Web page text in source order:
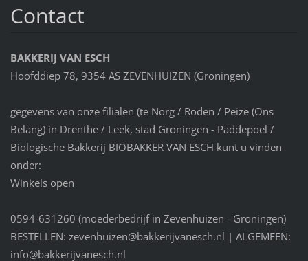
Contact
BAKKERIJ VAN ESCH
Hoofddiep 78, 9354 AS ZEVENHUIZEN (Groningen)
gegevens van onze filialen (te Norg / Roden / Peize (Ons
Belang) in Drenthe / Leek, stad Groningen - Paddepoel /
Biologische Bakkerij BIOBAKKER VAN ESCH kunt u vinden
onder:
Winkels open
0594-631260 (moederbedrijf in Zevenhuizen - Groningen)
BESTELLEN: zevenhuizen@bakkerijvanesch.nl | ALGEMEEN:
info@bakkerijvanesch.nl